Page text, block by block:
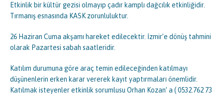
Etkinlik bir kültür gezisi olmayıp çadır kamplı dağcılık etkinliğidir.
Tırmanış esnasında KASK zorunluluktur.
26 Haziran Cuma akşamı hareket edilecektir. İzmir’e dönüş tahmini
olarak Pazartesi sabah saatleridir.
Katılım durumuna göre araç temin edileceğinden katılmayı
düşünenlerin erken karar vererek kayıt yaptırmaları önemlidir.
Katılmak isteyenler etkinlik sorumlusu Orhan Kozan’ a ( 0532.762 73